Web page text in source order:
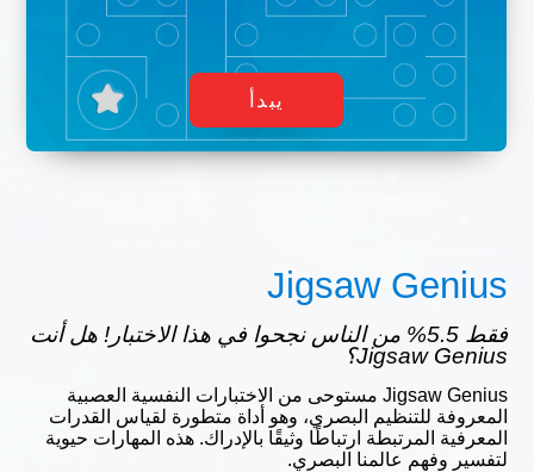
يبدأ
Jigsaw Genius
فقط 5.5% من الناس نجحوا في هذا الاختبار! هل أنت
Jigsaw Genius؟
Jigsaw Genius مستوحى من الاختبارات النفسية العصبية
المعروفة للتنظيم البصري، وهو أداة متطورة لقياس القدرات
المعرفية المرتبطة ارتباطًا وثيقًا بالإدراك. هذه المهارات حيوية
لتفسير وفهم عالمنا البصري.